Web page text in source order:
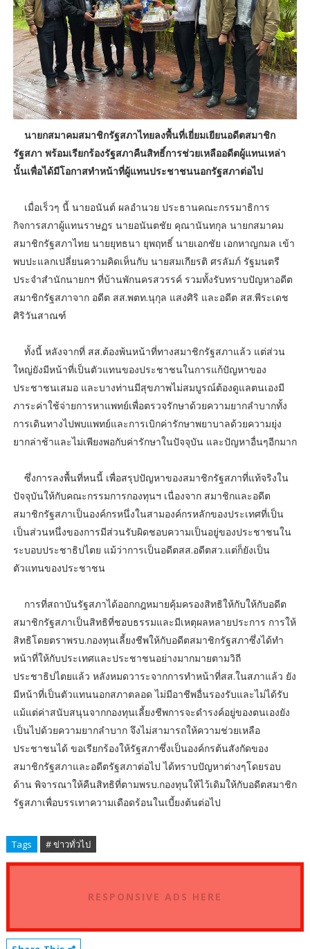
นายกสมาคมสมาชิกรัฐสภาไทยลงพื้นที่เยี่ยมเยียนอดีตสมาชิก
รัฐสภา พร้อมเรียกร้องรัฐสภาคืนสิทธิ์การช่วยเหลืออดีตผู้แทนเหล่า
นั้นเพื่อได้มีโอกาสทำหน้าที่ผู้แทนประชาชนนอกรัฐสภาต่อไป
เมื่อเร็วๆ นี้ นายอนันต์ ผลอำนวย ประธานคณะกรรมาธิการ
กิจการสภาผู้แทนราษฏร นายอนันตชัย คุณานันทกุล นายกสมาคม
สมาชิกรัฐสภาไทย นายยุทธนา ยุพฤทธิ์ นายเอกชัย เอกหาญกมล เข้า
พบปะแลกเปลี่ยนความคิดเห็นกับ นายสมเกียรติ ศรลัมภ์ รัฐมนตรี
ประจำสำนักนายกฯ ที่บ้านพักนครสวรรค์ รวมทั้งรับทราบปัญหาอดีต
สมาชิกรัฐสภาจาก อดีต สส.พตท.นุกุล แสงศิริ และอดีต สส.พีระเดช
ศิริวันสาณฑ์
ทั้งนี้ หลังจากที่ สส.ต้องพ้นหน้าที่ทางสมาชิกรัฐสภาแล้ว แต่ส่วน
ใหญ่ยังมีหน้าที่เป็นตัวแทนของประชาชนในการแก้ปัญหาของ
ประชาชนเสมอ และบางท่านมีสุขภาพไม่สมบูรณ์ต้องดูแลตนเองมี
ภาระค่าใช้จ่ายการหาแพทย์เพื่อตรวจรักษาด้วยความยากลำบากทั้ง
การเดินทางไปพบแพทย์และการเบิกค่ารักษาพยาบาลด้วยความยุ่ง
ยากล่าช้าและไม่เพียงพอกับค่ารักษาในปัจจุบัน และปัญหาอื่นๆอีกมาก
ซึ่งการลงพื้นที่หนนี้ เพื่อสรุปปัญหาของสมาชิกรัฐสภาที่แท้จริงใน
ปัจจุบันให้กับคณะกรรมการกองทุนฯ เนื่องจาก สมาชิกและอดีต
สมาชิกรัฐสภาเป็นองค์กรหนึ่งในสามองค์กรหลักของประเทศที่เป็น
เป็นส่วนหนึ่งของการมีส่วนรับผิดชอบความเป็นอยู่ของประชาชนใน
ระบอบประชาธิปไตย แม้ว่าการเป็นอดีตสส.อดีตสว.แต่ก็ยังเป็น
ตัวแทนของประชาชน
การที่สถาบันรัฐสภาได้ออกกฎหมายคุ้มครองสิทธิให้กับให้กับอดีต
สมาชิกรัฐสภาเป็นสิทธิที่ชอบธรรมและมีเหตุผลหลายประการ การให้
สิทธิโดยตราพรบ.กองทุนเลี้ยงชีพให้กับอดีตสมาชิกรัฐสภาซึ่งได้ทำ
หน้าที่ให้กับประเทศและประชาชนอย่างมากมายตามวิถี
ประชาธิปไตยแล้ว หลังหมดวาระจากการทำหน้าที่สส.ในสภาแล้ว ยัง
มีหน้าที่เป็นตัวแทนนอกสภาตลอด ไม่มีอาชีพอื่นรองรับและไม่ได้รับ
แม้แต่ค่าสนับสนุนจากกองทุนเลี้ยงชีพการจะดำรงค์อยู่ของตนเองยัง
เป็นไปด้วยความยากลำบาก จึงไม่สามารถให้ความช่วยเหลือ
ประชาชนได้ ขอเรียกร้องให้รัฐสภาซึ่งเป็นองค์กรต้นสังกัดของ
สมาชิกรัฐสภาและอดีตรัฐสภาต่อไป ได้ทราบปัญหาต่างๆโดยรอบ
ด้าน พิจารณาให้คืนสิทธิที่ตามพรบ.กองทุนให้ไว้เดิมให้กับอดีตสมาชิก
รัฐสภาเพื่อบรรเทาความเดือดร้อนในเบี้ยงต้นต่อไป
Tags # ข่าวทั่วไป
RESPONSIVE ADS HERE